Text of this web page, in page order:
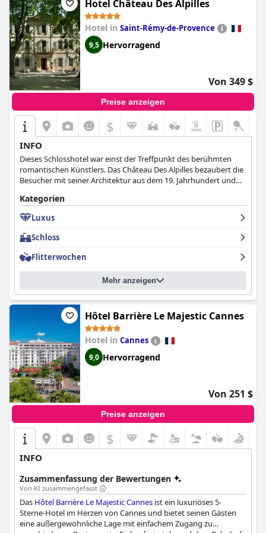
Palast mit einzigartigen historischen und künstlerischen
Elementen. Der Luxus und die Raffinesse des Hotels sind in allen
Bereichen spürbar und machen es zu einem unvergesslichen
Erlebnis.
Hotel Château Des Alpilles
Hotel in Saint-Rémy-de-Provence
9,5 Hervorragend
Von 349 $
Preise anzeigen
$
INFO
Dieses Schlosshotel war einst der Treffpunkt des berühmten
romantischen Künstlers. Das Château Des Alpilles bezaubert die
Besucher mit seiner Architektur aus dem 19. Jahrhundert und
Jahrhundert. Es vereint mehrere Gebäude und einen
weitläufigen Park.
Kategorien
Luxus
Schloss
Flitterwochen
Mehr anzeigen
Hôtel Barrière Le Majestic Cannes
Hotel in Cannes
9,0 Hervorragend
Von 251 $
Preise anzeigen
$
INFO
Zusammenfassung der Bewertungen
Von KI zusammengefasst
Das Hôtel Barrière Le Majestic Cannes ist ein luxuriöses 5-
Sterne-Hotel im Herzen von Cannes und bietet seinen Gästen
eine außergewöhnliche Lage mit einfachem Zugang zu